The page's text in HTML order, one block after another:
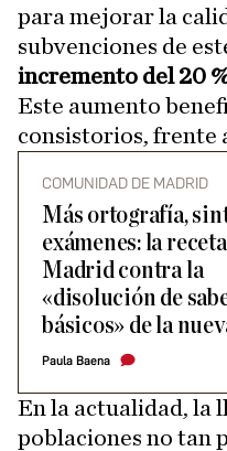
para mejorar la
subvenciones de
incremento del 20
Este aumento
consistorios, frente
COMUNIDAD DE MADRID
Más ortografía,
exámenes: la
Madrid contra la
«disolución de
básicos» de la
Paula Baena
En la actualidad, la
poblaciones no tan